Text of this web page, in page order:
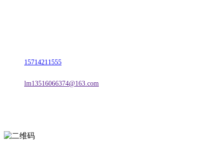
15714211555
lm13516066374@163.com